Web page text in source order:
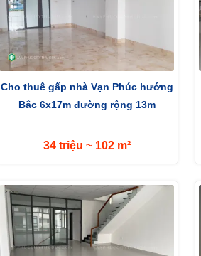
Cho thuê gấp nhà Vạn Phúc hướng
Bắc 6x17m đường rộng 13m
34 triệu ~ 102 m²